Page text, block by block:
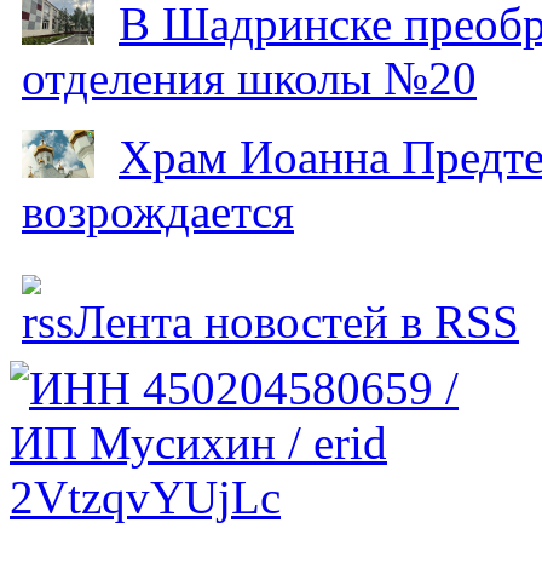
В Шадринске
отделения школы №20
Храм Иоанна
возрождается
Лента новостей в RSS